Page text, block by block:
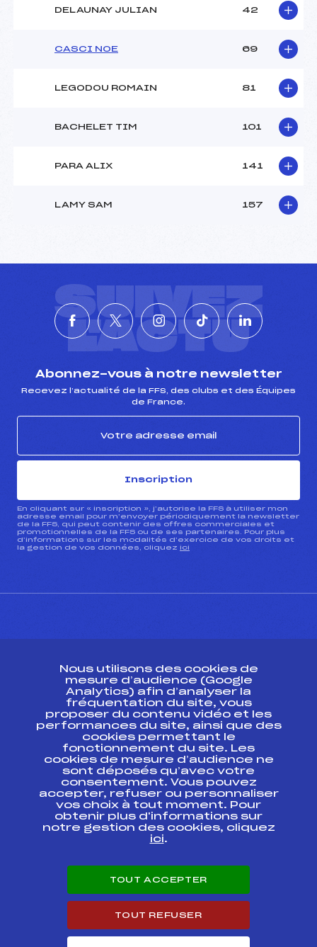
DELAUNAY JULIAN 42
CASCI NOE 69
LEGODOU ROMAIN 81
BACHELET TIM 101
PARA ALIX 141
LAMY SAM 157
SUIVEZ
L'ACTU
Abonnez-vous à notre newsletter
Recevez l’actualité de la FFS, des clubs et des Équipes
de France.
Inscription
En cliquant sur « inscription », j’autorise la FFS à utiliser mon
adresse email pour m’envoyer périodiquement la newsletter
de la FFS, qui peut contenir des offres commerciales et
promotionnelles de la FFS ou de ses partenaires. Pour plus
d’informations sur les modalités d’exercice de vos droits et
la gestion de vos données, cliquez ici
Ressources
Pass’Neige
Projet sportif fédéral
Projet de performance fédéral
Antidopage
Pôle Développement, Formation, Suivi
Scientifique
Listes ministérielles
Pôle vie de l’athlète
Enseignement professionnel
Carrières
Nous utilisons des cookies de
mesure d’audience (Google
Analytics) afin d’analyser la
fréquentation du site, vous
proposer du contenu vidéo et les
performances du site, ainsi que des
cookies permettant le
fonctionnement du site. Les
cookies de mesure d’audience ne
sont déposés qu’avec votre
consentement. Vous pouvez
accepter, refuser ou personnaliser
vos choix à tout moment. Pour
obtenir plus d'informations sur
notre gestion des cookies, cliquez
ici.
TOUT ACCEPTER
TOUT REFUSER